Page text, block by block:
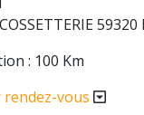
59320
: 100 Km
rendez-vous